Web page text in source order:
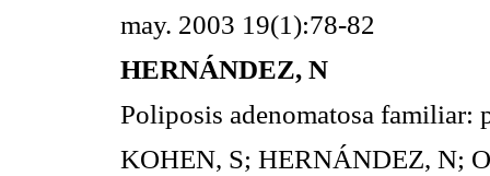
may. 2003 19(1):78-82
HERNÁNDEZ, N
Poliposis adenomatosa familiar:
KOHEN, S; HERNÁNDEZ, N;